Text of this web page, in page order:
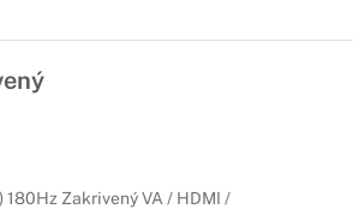
Zakrivený VA / HDMI /